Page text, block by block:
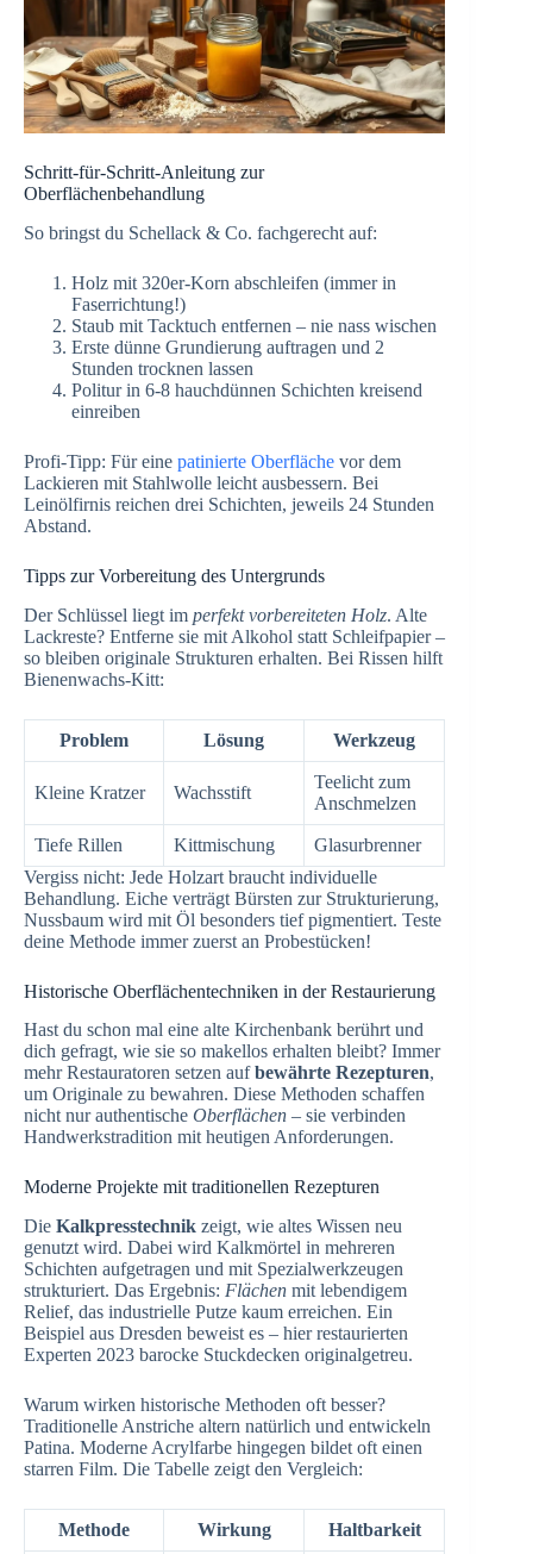
Schritt-für-Schritt-Anleitung zur
Oberflächenbehandlung
So bringst du Schellack & Co. fachgerecht auf:
Holz mit 320er-Korn abschleifen (immer in
Faserrichtung!)
Staub mit Tacktuch entfernen – nie nass wischen
Erste dünne Grundierung auftragen und 2
Stunden trocknen lassen
Politur in 6-8 hauchdünnen Schichten kreisend
einreiben
Profi-Tipp: Für eine patinierte Oberfläche vor dem
Lackieren mit Stahlwolle leicht ausbessern. Bei
Leinölfirnis reichen drei Schichten, jeweils 24 Stunden
Abstand.
Tipps zur Vorbereitung des Untergrunds
Der Schlüssel liegt im perfekt vorbereiteten Holz. Alte
Lackreste? Entferne sie mit Alkohol statt Schleifpapier –
so bleiben originale Strukturen erhalten. Bei Rissen hilft
Bienenwachs-Kitt:
Problem Lösung Werkzeug
Kleine Kratzer Wachsstift
Teelicht zum
Anschmelzen
Tiefe Rillen Kittmischung
Glasurbrenner
Vergiss nicht: Jede Holzart braucht individuelle
Behandlung. Eiche verträgt Bürsten zur Strukturierung,
Nussbaum wird mit Öl besonders tief pigmentiert. Teste
deine Methode immer zuerst an Probestücken!
Historische Oberflächentechniken in der Restaurierung
Hast du schon mal eine alte Kirchenbank berührt und
dich gefragt, wie sie so makellos erhalten bleibt? Immer
mehr Restauratoren setzen aufbewährte Rezepturen,
um Originale zu bewahren. Diese Methoden schaffen
nicht nur authentische Oberflächen – sie verbinden
Handwerkstradition mit heutigen Anforderungen.
Moderne Projekte mit traditionellen Rezepturen
Die Kalkpresstechnik zeigt, wie altes Wissen neu
genutzt wird. Dabei wird Kalkmörtel in mehreren
Schichten aufgetragen und mit Spezialwerkzeugen
strukturiert. Das Ergebnis: Flächen mit lebendigem
Relief, das industrielle Putze kaum erreichen. Ein
Beispiel aus Dresden beweist es – hier restaurierten
Experten 2023 barocke Stuckdecken originalgetreu.
Warum wirken historische Methoden oft besser?
Traditionelle Anstriche altern natürlich und entwickeln
Patina. Moderne Acrylfarbe hingegen bildet oft einen
starren Film. Die Tabelle zeigt den Vergleich:
Methode Wirkung Haltbarkeit